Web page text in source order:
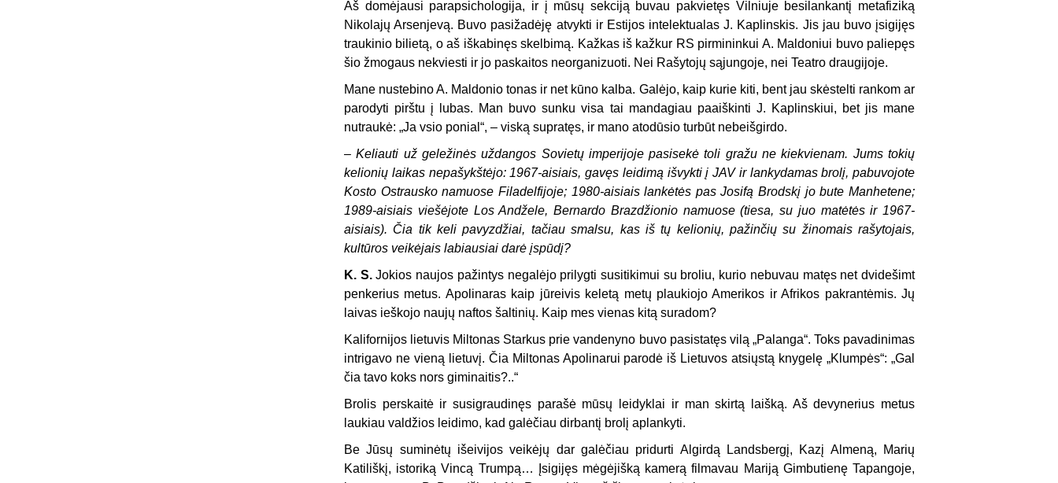
Aš domėjausi parapsichologija, ir į mūsų sekciją buvau pakvietęs Vilniuje besilankantį metafiziką
Nikolajų Arsenjevą. Buvo pasižadėję atvykti ir Estijos intelektualas J. Kaplinskis. Jis jau buvo įsigijęs
traukinio bilietą, o aš iškabinęs skelbimą. Kažkas iš kažkur RS pirmininkui A. Maldoniui buvo paliepęs
šio žmogaus nekviesti ir jo paskaitos neorganizuoti. Nei Rašytojų sąjungoje, nei Teatro draugijoje.
Mane nustebino A. Maldonio tonas ir net kūno kalba. Galėjo, kaip kurie kiti, bent jau skėstelti rankom ar
parodyti pirštu į lubas. Man buvo sunku visa tai mandagiau paaiškinti J. Kaplinskiui, bet jis mane
nutraukė: „Ja vsio ponial“, – viską supratęs, ir mano atodūsio turbūt nebeišgirdo.
–Keliauti už geležinės uždangos Sovietų imperijoje pasisekė toli gražu ne kiekvienam. Jums tokių
kelionių laikas nepašykštėjo: 1967-aisiais, gavęs leidimą išvykti į JAV ir lankydamas brolį, pabuvojote
Kosto Ostrausko namuose Filadelfijoje; 1980-aisiais lankėtės pas Josifą Brodskį jo bute Manhetene;
1989-aisiais viešėjote Los Andžele, Bernardo Brazdžionio namuose (tiesa, su juo matėtės ir 1967-
aisiais). Čia tik keli pavyzdžiai, tačiau smalsu, kas iš tų kelionių, pažinčių su žinomais rašytojais,
kultūros veikėjais labiausiai darė įspūdį?
K. S.Jokios naujos pažintys negalėjo prilygti susitikimui su broliu, kurio nebuvau matęs net dvidešimt
penkerius metus. Apolinaras kaip jūreivis keletą metų plaukiojo Amerikos ir Afrikos pakrantėmis. Jų
laivas ieškojo naujų naftos šaltinių. Kaip mes vienas kitą suradom?
Kalifornijos lietuvis Miltonas Starkus prie vandenyno buvo pasistatęs vilą „Palanga“. Toks pavadinimas
intrigavo ne vieną lietuvį. Čia Miltonas Apolinarui parodė iš Lietuvos atsiųstą knygelę „Klumpės“: „Gal
čia tavo koks nors giminaitis?..“
Brolis perskaitė ir susigraudinęs parašė mūsų leidyklai ir man skirtą laišką. Aš devynerius metus
laukiau valdžios leidimo, kad galėčiau dirbantį brolį aplankyti.
Be Jūsų suminėtų išeivijos veikėjų dar galėčiau pridurti Algirdą Landsbergį, Kazį Almeną, Marių
Katiliškį, istoriką Vincą Trumpą… Įsigijęs mėgėjišką kamerą filmavau Mariją Gimbutienę Tapangoje,